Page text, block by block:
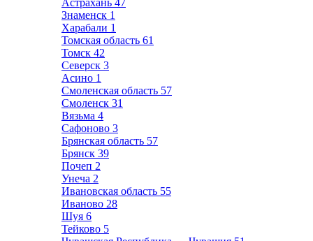
Астрахань 47
Знаменск 1
Харабали 1
Томская область 61
Томск 42
Северск 3
Асино 1
Смоленская область 57
Смоленск 31
Вязьма 4
Сафоново 3
Брянская область 57
Брянск 39
Почеп 2
Унеча 2
Ивановская область 55
Иваново 28
Шуя 6
Тейково 5